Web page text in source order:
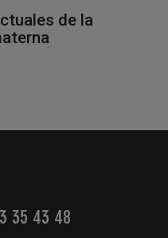
de la
35 43 48